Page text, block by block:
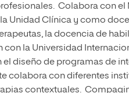
Colabora con
Unidad Clínica y como
la docencia de
la Universidad
el diseño de programas de
colabora con diferentes
contextuales.